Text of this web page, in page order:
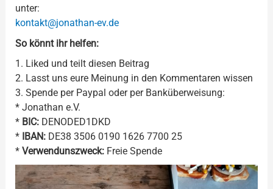
unter:
kontakt@jonathan-ev.de
So könnt ihr helfen:
1. Liked und teilt diesen Beitrag
2. Lasst uns eure Meinung in den Kommentaren wissen
3. Spende per Paypal oder per Banküberweisung:
* Jonathan e.V.
* BIC:DENODED1DKD
* IBAN:DE38 3506 0190 1626 7700 25
* Verwendunszweck:Freie Spende